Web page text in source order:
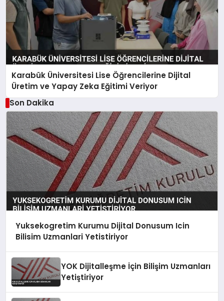
Karabük Üniversitesi Lise Öğrencilerine Dijital
Üretim ve Yapay Zeka Eğitimi Veriyor
Son Dakika
Yuksekogretim Kurumu Dijital Donusum Icin
Bilisim Uzmanlari Yetistiriyor
YOK Dijitalleşme İçin Bilişim Uzmanları
Yetiştiriyor